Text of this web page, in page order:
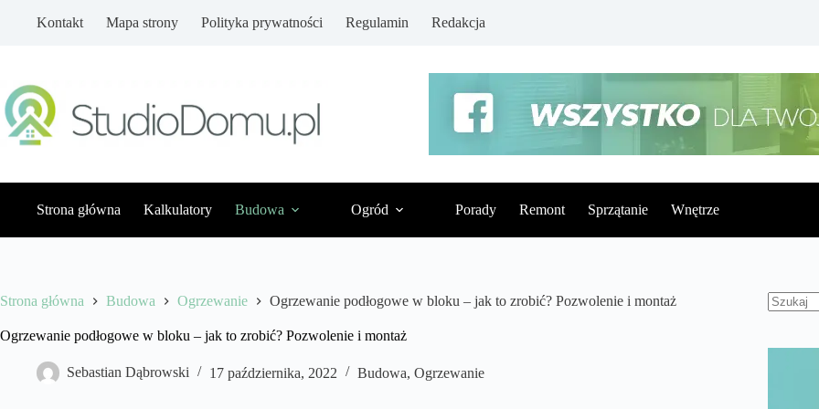
Kontakt Mapa strony Polityka prywatności Regulamin Redakcja
Strona główna Kalkulatory Budowa Ogród Porady Remont Sprzątanie Wnętrze
Strona główna Budowa Ogrzewanie Ogrzewanie podłogowe w bloku – jak to zrobić? Pozwolenie i montaż
Ogrzewanie podłogowe w bloku – jak to zrobić? Pozwolenie i montaż
Sebastian Dąbrowski 17 października, 2022 Budowa, Ogrzewanie